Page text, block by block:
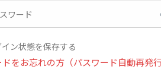
ン状態を保存する
をお忘れの方（パスワード自動再発行